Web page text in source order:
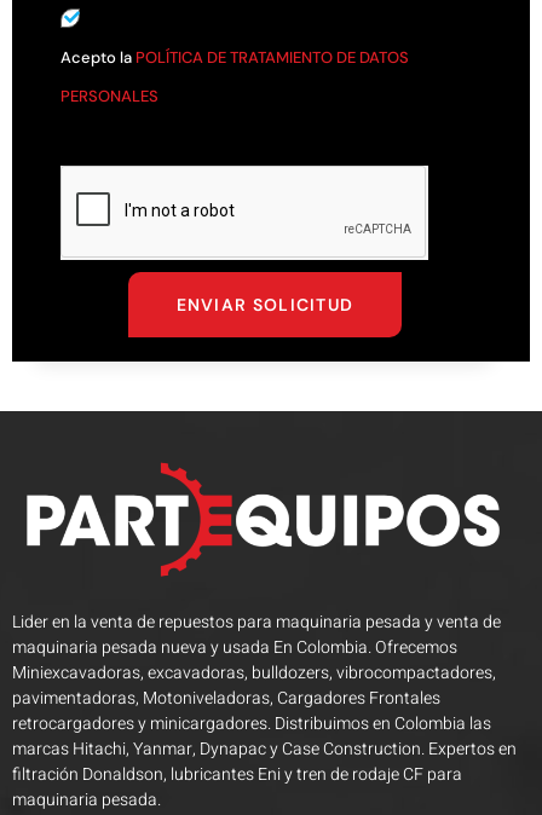
Acepto la POLÍTICA DE TRATAMIENTO DE DATOS
PERSONALES
ENVIAR SOLICITUD
Lider en la venta de repuestos para maquinaria pesada y venta de
maquinaria pesada nueva y usada En Colombia. Ofrecemos
Miniexcavadoras, excavadoras, bulldozers, vibrocompactadores,
pavimentadoras, Motoniveladoras, Cargadores Frontales
retrocargadores y minicargadores. Distribuimos en Colombia las
marcas Hitachi, Yanmar, Dynapac y Case Construction. Expertos en
filtración Donaldson, lubricantes Eni y tren de rodaje CF para
maquinaria pesada.